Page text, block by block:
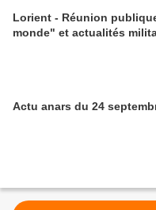
Lorient - Réunion publique "Contre le nucléaire et son
monde" et actualités
Actu anars du 24